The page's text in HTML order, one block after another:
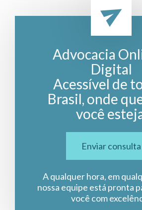
Advocacia
Digital
Acessível de
Brasil, onde
você
Enviar consulta
A qualquer hora, em
nossa equipe está pronta
você com